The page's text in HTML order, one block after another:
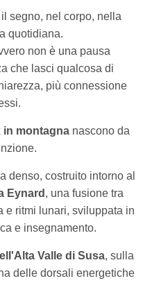
segno, nel corpo, nella
quotidiana.
non è una pausa
che lasci qualcosa di
più connessione
in montagna nascono da
denso, costruito intorno al
Eynard , una fusione tra
e ritmi lunari, sviluppata in
e insegnamento.
Valle di Susa, sulla
delle dorsali energetiche